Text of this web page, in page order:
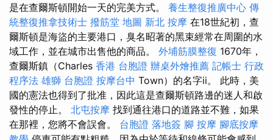
是在查爾斯頓開始一天的完美方式。 養生整復推廣中心 傳
統整復推拿技術士 撥筋堂 地圖 新北 按摩 在18世紀初，查
爾斯頓是海盜的主要港口，臭名昭著的黑束經常在周圍的水
域工作，並在城市出售他的商品。 外埔筋膜整復 1670年，
查爾斯鎮（Charles 香港 台胞證 辦桌外燴推薦 記帳士 行政
程序法 雄獅 台胞證 按摩台中 Town）的名字ii。 此時，美
國的憲法也得到了批准，因此這是查爾斯頓路邊的迷人和啟
發性的停止。 北屯按摩 找到通往港口的道路並不難，如果
在那裡，您將不會誤會。 台胞證 落地簽 腳 按摩 腳底按摩